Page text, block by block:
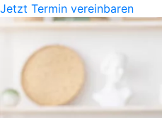
Jetzt Termin vereinbaren